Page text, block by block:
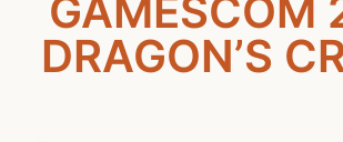
GAMESCOM
DRAGON’S